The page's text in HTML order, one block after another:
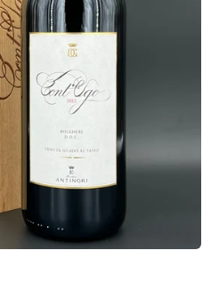
Medien
1
in
Galerieansicht
öffnen